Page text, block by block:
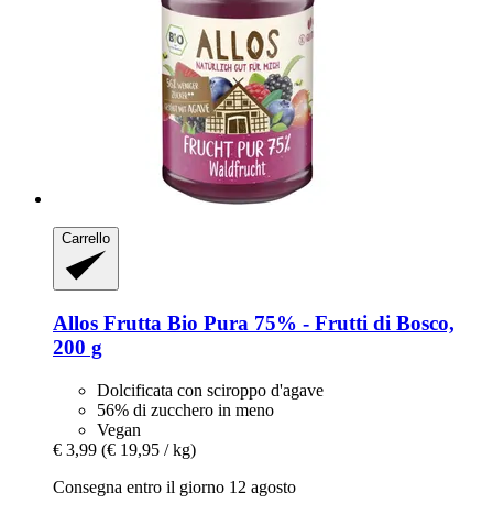
Carrello
Allos Frutta Bio Pura 75% -​ Frutti di Bosco,
200 g
Dolcificata con sciroppo d'agave
56% di zucchero in meno
Vegan
€ 3,99 (€ 19,95 / kg)
Consegna entro il giorno 12 agosto